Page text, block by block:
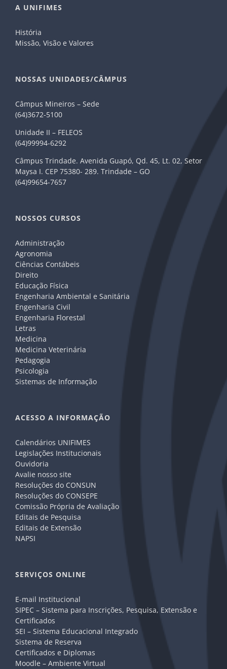
A UNIFIMES
História
Missão, Visão e Valores
NOSSAS UNIDADES/CÂMPUS
Câmpus Mineiros – Sede
(64)3672-5100
Unidade II – FELEOS
(64)99994-6292
Câmpus Trindade. Avenida Guapó, Qd. 45, Lt. 02, Setor
Maysa I. CEP 75380- 289. Trindade – GO
(64)99654-7657
NOSSOS CURSOS
Administração
Agronomia
Ciências Contábeis
Direito
Educação Física
Engenharia Ambiental e Sanitária
Engenharia Civil
Engenharia Florestal
Letras
Medicina
Medicina Veterinária
Pedagogia
Psicologia
Sistemas de Informação
ACESSO A INFORMAÇÃO
Calendários UNIFIMES
Legislações Institucionais
Ouvidoria
Avalie nosso site
Resoluções do CONSUN
Resoluções do CONSEPE
Comissão Própria de Avaliação
Editais de Pesquisa
Editais de Extensão
NAPSI
SERVIÇOS ONLINE
E-mail Institucional
SIPEC – Sistema para Inscrições, Pesquisa, Extensão e
Certificados
SEI – Sistema Educacional Integrado
Sistema de Reserva
Certificados e Diplomas
Moodle – Ambiente Virtual